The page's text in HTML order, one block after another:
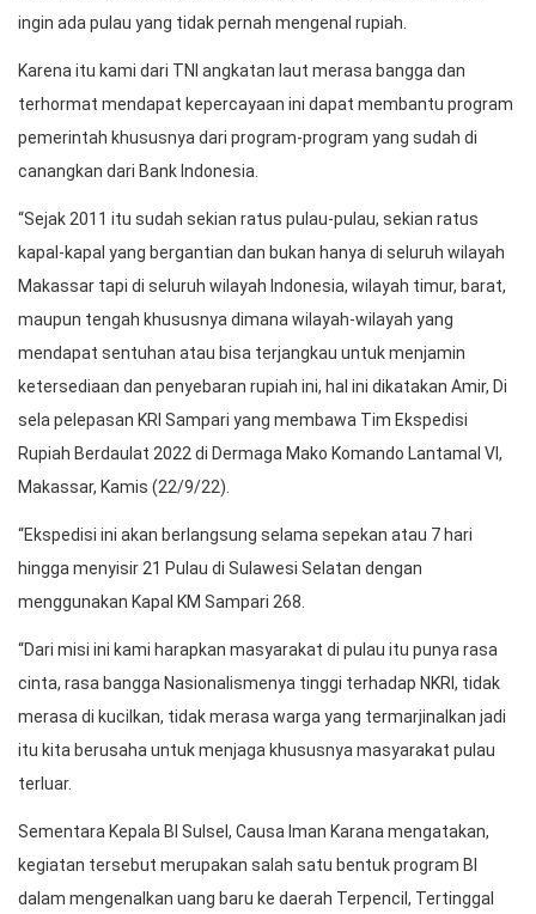
ingin ada pulau yang tidak pernah mengenal rupiah.
Karena itu kami dari TNI angkatan laut merasa bangga dan
terhormat mendapat kepercayaan ini dapat membantu program
pemerintah khususnya dari program-program yang sudah di
canangkan dari Bank Indonesia.
“Sejak 2011 itu sudah sekian ratus pulau-pulau, sekian ratus
kapal-kapal yang bergantian dan bukan hanya di seluruh wilayah
Makassar tapi di seluruh wilayah Indonesia, wilayah timur, barat,
maupun tengah khususnya dimana wilayah-wilayah yang
mendapat sentuhan atau bisa terjangkau untuk menjamin
ketersediaan dan penyebaran rupiah ini, hal ini dikatakan Amir, Di
sela pelepasan KRI Sampari yang membawa Tim Ekspedisi
Rupiah Berdaulat 2022 di Dermaga Mako Komando Lantamal VI,
Makassar, Kamis (22/9/22).
“Ekspedisi ini akan berlangsung selama sepekan atau 7 hari
hingga menyisir 21 Pulau di Sulawesi Selatan dengan
menggunakan Kapal KM Sampari 268.
“Dari misi ini kami harapkan masyarakat di pulau itu punya rasa
cinta, rasa bangga Nasionalismenya tinggi terhadap NKRI, tidak
merasa di kucilkan, tidak merasa warga yang termarjinalkan jadi
itu kita berusaha untuk menjaga khususnya masyarakat pulau
terluar.
Sementara Kepala BI Sulsel, Causa Iman Karana mengatakan,
kegiatan tersebut merupakan salah satu bentuk program BI
dalam mengenalkan uang baru ke daerah Terpencil, Tertinggal